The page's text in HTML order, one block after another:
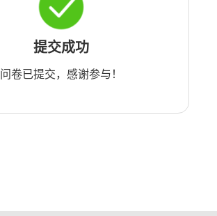
提交成功
问卷已提交，感谢参与！